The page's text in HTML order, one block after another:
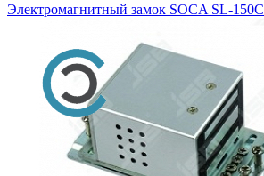
Электромагнитный замок SOCA SL-150C